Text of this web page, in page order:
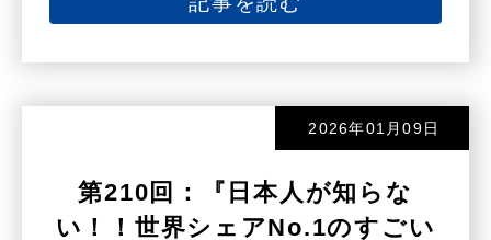
2026年01月09日
第210回：『日本人が知らな
い！！世界シェアNo.1のすごい